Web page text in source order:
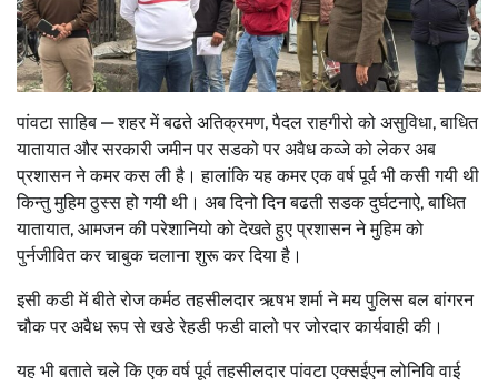
पांवटा साहिब — शहर में बढते अतिक्रमण, पैदल राहगीरो को असुविधा, बाधित
यातायात और सरकारी जमीन पर सडको पर अवैध कव्जे को लेकर अब
प्रशासन ने कमर कस ली है। हालांकि यह कमर एक वर्ष पूर्व भी कसी गयी थी
किन्तु मुहिम ठुस्स हो गयी थी। अब दिनो दिन बढती सडक दुर्घटनाऐ, बाधित
यातायात, आमजन की परेशानियो को देखते हुए प्रशासन ने मुहिम को
पुर्नजीवित कर चाबुक चलाना शुरू कर दिया है।
इसी कडी में बीते रोज कर्मठ तहसीलदार ऋषभ शर्मा ने मय पुलिस बल बांगरन
चौक पर अवैध रूप से खडे रेहडी फडी वालो पर जोरदार कार्यवाही की।
यह भी बताते चले कि एक वर्ष पूर्व तहसीलदार पांवटा एक्सईएन लोनिवि वाई